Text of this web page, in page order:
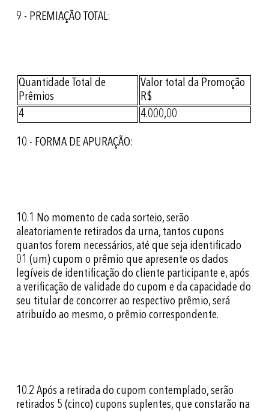
9 - PREMIAÇÃO TOTAL:
Quantidade Total de
Prêmios
Valor total da Promoção
R$
4
4.000,00
10 - FORMA DE APURAÇÃO:
10.1 No momento de cada sorteio, serão
aleatoriamente retirados da urna, tantos cupons
quantos forem necessários, até que seja identificado
01 (um) cupom o prêmio que apresente os dados
legíveis de identificação do cliente participante e, após
a verificação de validade do cupom e da capacidade do
seu titular de concorrer ao respectivo prêmio, será
atribuído ao mesmo, o prêmio correspondente.
10.2Após a retirada do cupom contemplado, serão
retirados 5 (cinco) cupons suplentes, que constarão na